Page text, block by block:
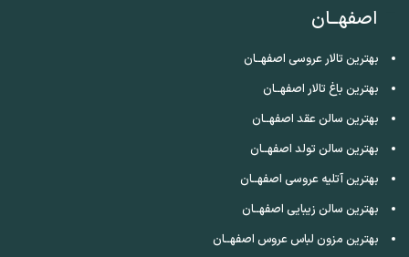
اصفهــان
بهترین تالار عروسی اصفهــان
بهترین باغ تالار اصفهــان
بهترین سالن عقد اصفهــان
بهترین سالن تولد اصفهــان
بهترین آتلیه عروسی اصفهــان
بهترین سالن زیبایی اصفهــان
بهترین مزون لباس عروس اصفهــان